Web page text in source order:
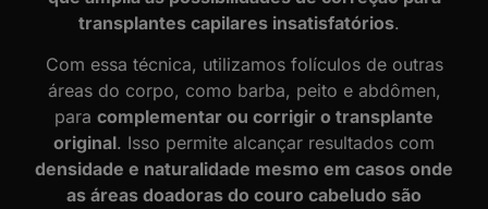
transplantes capilares insatisfatórios.
Com essa técnica, utilizamos folículos de outras
áreas do corpo, como barba, peito e abdômen,
para complementar ou corrigir o transplante
original. Isso permite alcançar resultados com
densidade e naturalidade mesmo em casos onde
as áreas doadoras do couro cabeludo são